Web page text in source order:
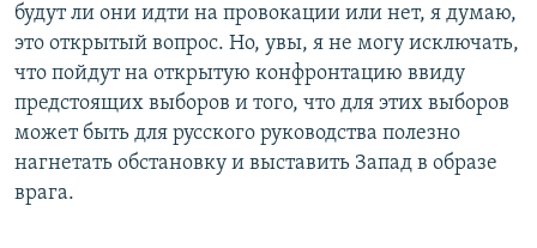
будут ли они идти на провокации или нет, я думаю,
это открытый вопрос. Но, увы, я не могу исключать,
что пойдут на открытую конфронтацию ввиду
предстоящих выборов и того, что для этих выборов
может быть для русского руководства полезно
нагнетать обстановку и выставить Запад в образе
врага.